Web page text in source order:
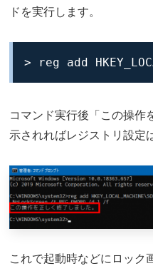
ドを実行します。
> reg add
コマンド実行後「この操作
示されればレジストリ設定
これで起動時などにロック